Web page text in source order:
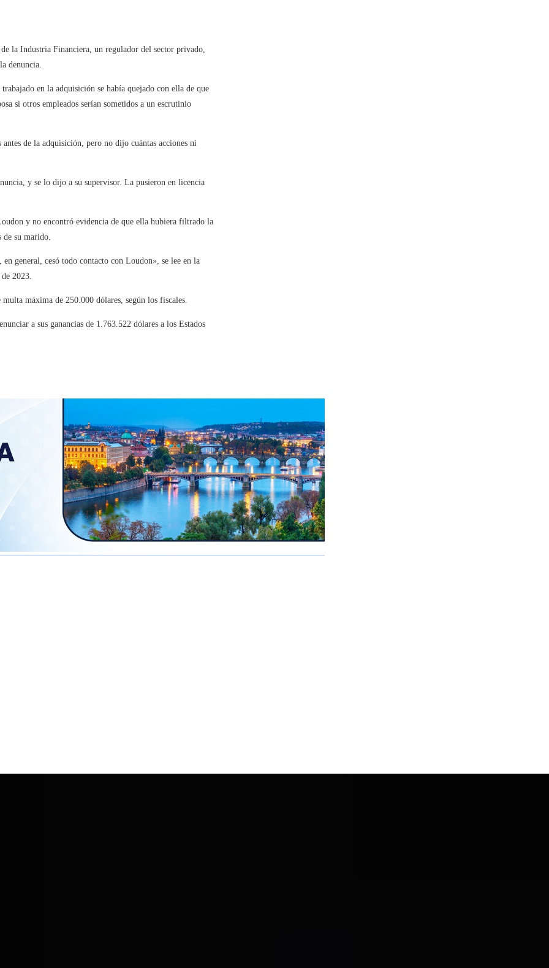
la Industria Financiera, un regulador del sector privado,
denuncia.
en la adquisición se había quejado con ella de que
si otros empleados serían sometidos a un escrutinio
de la adquisición, pero no dijo cuántas acciones ni
y se lo dijo a su supervisor. La pusieron en licencia
y no encontró evidencia de que ella hubiera filtrado la
de su marido.
general, cesó todo contacto con Loudon», se lee en la
2023.
máxima de 250.000 dólares, según los fiscales.
a sus ganancias de 1.763.522 dólares a los Estados